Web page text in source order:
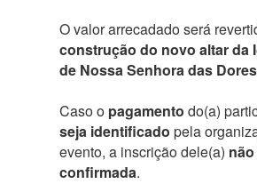
O valor arrecadado será
construção do novo altar da
de Nossa Senhora das Dores
Caso o pagamento do(a)
seja identificadopela
evento, a inscrição dele(a)
confirmada.